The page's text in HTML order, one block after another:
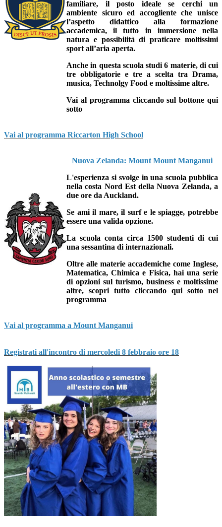
familiare, il posto ideale se cerchi un
ambiente sicuro ed accogliente che unisce
l’aspetto didattico alla formazione
accademica, il tutto in immersione nella
natura e possibilità di praticare moltissimi
sport all’aria aperta.
Anche in questa scuola studi 6 materie, di cui
tre obbligatorie e tre a scelta tra Drama,
musica, Technolgy Food e moltissime altre.
Vai al programma cliccando sul bottone qui
sotto
Vai al programma Riccarton High School
Nuova Zelanda: Mount Mount Manganui
L'esperienza si svolge in una scuola pubblica
nella costa Nord Est della Nuova Zelanda, a
due ore da Auckland.
Se ami il mare, il surf e le spiagge, potrebbe
essere una valida opzione.
La scuola conta circa 1500 studenti di cui
una sessantina di internazionali.
Oltre alle materie accademiche come Inglese,
Matematica, Chimica e Fisica, hai una serie
di opzioni sul turismo, business e moltissime
altre, scopri tutto cliccando qui sotto nel
programma
Vai al programma a Mount Manganui
Registrati all'incontro di mercoledi 8 febbraio ore 18